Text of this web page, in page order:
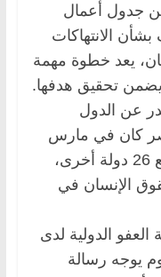
من جدول أعمال
الانتهاكات
يعد خطوة مهمة
تحقيق هدفها.
عن الدول
كان في مارس
2014، بمبادرة من أيسلندا وتوقيع 26 دولة أخرى،
الإنسان في
الدولية لدى
يوجه رسالة